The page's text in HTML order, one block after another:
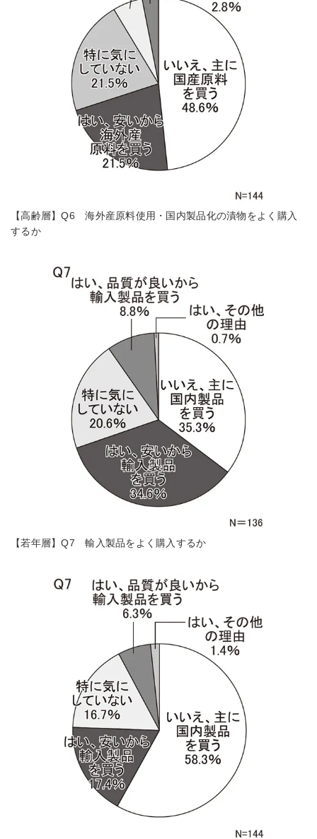
【高齢層】Q6 海外産原料使用・国内製品化の漬物をよく購入
するか
【若年層】Q7 輸入製品をよく購入するか